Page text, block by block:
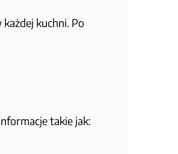
kuchni. Po
takie jak: